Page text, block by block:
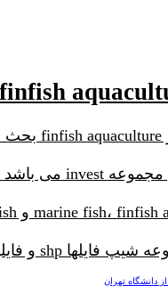
دانشگاه تهران